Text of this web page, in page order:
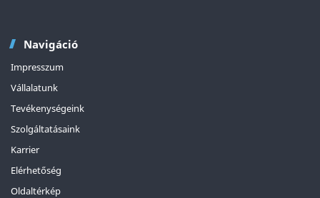
Navigáció
Impresszum
Vállalatunk
Tevékenységeink
Szolgáltatásaink
Karrier
Elérhetőség
Oldaltérkép